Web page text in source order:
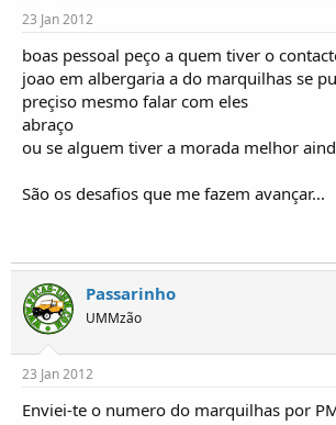
d
o
r
e
T
ó
p
c
í
i
o
23 Jan 2012
boas pessoal peço a quem tiver o
joao em albergaria a do marquilhas se
preçiso mesmo falar com eles
abraço
ou se alguem tiver a morada melhor
São os desafios que me fazem avançar...
Passarinho
UMMzão
23 Jan 2012
Enviei-te o numero do marquilhas por